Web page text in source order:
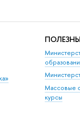
Массовые
курсы